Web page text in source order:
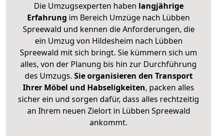
Die Umzugsexperten haben langjährige
Erfahrung im Bereich Umzüge nach Lübben
Spreewald und kennen die Anforderungen, die
ein Umzug von Hildesheim nach Lübben
Spreewald mit sich bringt. Sie kümmern sich um
alles, von der Planung bis hin zur Durchführung
des Umzugs. Sie organisieren den Transport
Ihrer Möbel und Habseligkeiten, packen alles
sicher ein und sorgen dafür, dass alles rechtzeitig
an Ihrem neuen Zielort in Lübben Spreewald
ankommt.